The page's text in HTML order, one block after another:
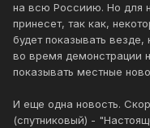
на всю Россиию. Но для
принесет, так как,
будет показывать
во время демонстрации
показывать местные
И еще одна новость.
(спутниковый) -